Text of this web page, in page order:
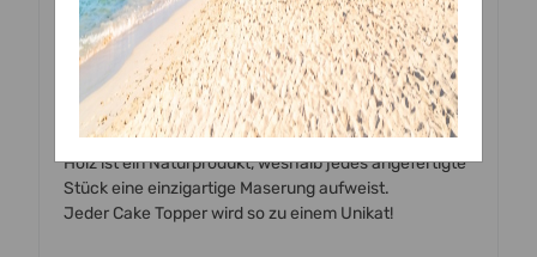
Dekorieren von Torten und Kuchen.
Alle unsere Topper werden mit einem hochmodernen
Laser mit viel Liebe zum Detail von uns
vor Ort handgefertigt.
Holz ist ein Naturprodukt, weshalb jedes angefertigte
Stück eine einzigartige Maserung aufweist.
Jeder Cake Topper wird so zu einem Unikat!